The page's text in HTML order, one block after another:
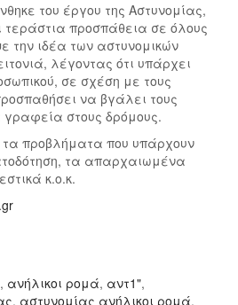
του έργου της Αστυνομίας,
τεράστια προσπάθεια σε όλους
την ιδέα των αστυνομικών
λέγοντας ότι υπάρχει
σε σχέση με τους
να βγάλει τους
γραφεία στους δρόμους.
προβλήματα που υπάρχουν
τα απαρχαιωμένα
κ.ο.κ.
, ανήλικοι ρομά, αντ1",
, αστυνομίας ανήλικοι ρομά,